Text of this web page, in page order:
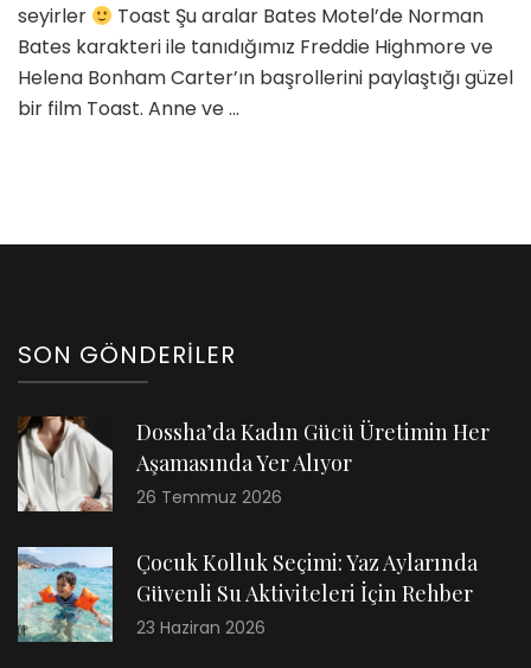
seyirler
Toast Şu aralar Bates Motel’de Norman
Bates karakteri ile tanıdığımız Freddie Highmore ve
Helena Bonham Carter’ın başrollerini paylaştığı güzel
bir film Toast. Anne ve …
SON GÖNDERILER
Dossha’da Kadın Gücü Üretimin Her
Aşamasında Yer Alıyor
26 Temmuz 2026
Çocuk Kolluk Seçimi: Yaz Aylarında
Güvenli Su Aktiviteleri İçin Rehber
23 Haziran 2026